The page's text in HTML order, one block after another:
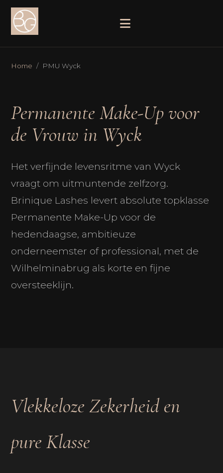
Home / PMU Wyck
Permanente Make-Up voor
de Vrouw in Wyck
Het verfijnde levensritme van Wyck
vraagt om uitmuntende zelfzorg.
Brinique Lashes levert absolute topklasse
Permanente Make-Up voor de
hedendaagse, ambitieuze
onderneemster of professional, met de
Wilhelminabrug als korte en fijne
oversteeklijn.
Vlekkeloze Zekerheid en
pure Klasse